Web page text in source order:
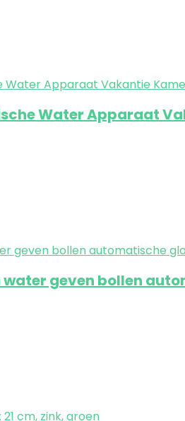
Water Apparaat
geven bollen